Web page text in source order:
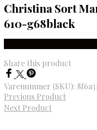
Christina Sort
610-g68black
Share this product
Varenummer (SKU):
Previous Product
Next Product